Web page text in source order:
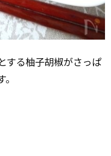
する柚子胡椒がさっぱ